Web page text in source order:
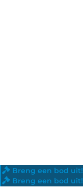
Breng een bod uit!
Breng een bod uit!